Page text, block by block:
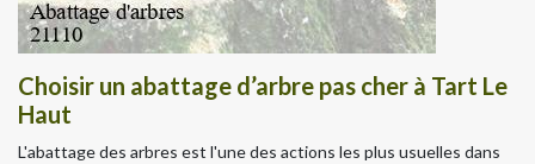
Choisir un abattage d’arbre pas cher à Tart Le
Haut
L'abattage des arbres est l'une des actions les plus usuelles dans